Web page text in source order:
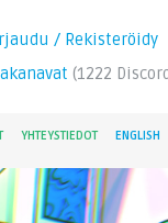
/ Rekisteröidy
(1222
YHTEYSTIEDOT ENGLISH